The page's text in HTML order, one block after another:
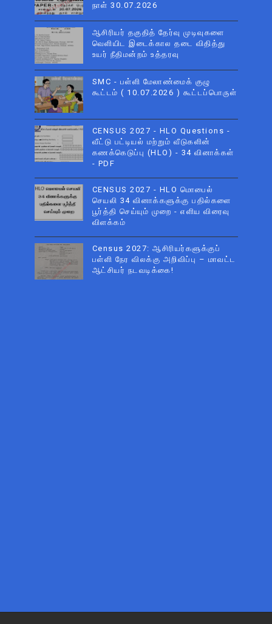
நாள் 30.07.2026
ஆசிரியர் தகுதித் தேர்வு முடிவுகளை
வெளியிட இடைக்கால தடை விதித்து
உயர் நீதிமன்றம் உத்தரவு
SMC - பள்ளி மேலாண்மைக் குழு
கூட்டம் ( 10.07.2026 ) கூட்டப்பொருள்
CENSUS 2027 - HLO Questions -
வீட்டு பட்டியல் மற்றும் வீடுகளின்
கணக்கெடுப்பு (HLO) - 34 வினாக்கள்
- PDF
CENSUS 2027 - HLO மொபைல்
செயலி 34 வினாக்களுக்கு பதில்களை
பூர்த்தி செய்யும் முறை - எளிய விரைவு
விளக்கம்
Census 2027: ஆசிரியர்களுக்குப்
பள்ளி நேர விலக்கு அறிவிப்பு – மாவட்ட
ஆட்சியர் நடவடிக்கை!